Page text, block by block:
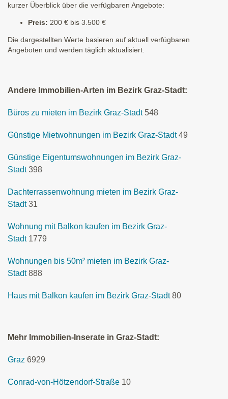
kurzer Überblick über die verfügbaren Angebote:
Preis: 200 € bis 3.500 €
Die dargestellten Werte basieren auf aktuell verfügbaren
Angeboten und werden täglich aktualisiert.
Andere Immobilien-Arten im Bezirk Graz-Stadt:
Büros zu mieten im Bezirk Graz-Stadt 548
Günstige Mietwohnungen im Bezirk Graz-Stadt 49
Günstige Eigentumswohnungen im Bezirk Graz-
Stadt 398
Dachterrassenwohnung mieten im Bezirk Graz-
Stadt 31
Wohnung mit Balkon kaufen im Bezirk Graz-
Stadt 1779
Wohnungen bis 50m² mieten im Bezirk Graz-
Stadt 888
Haus mit Balkon kaufen im Bezirk Graz-Stadt 80
Mehr Immobilien-Inserate in Graz-Stadt:
Graz 6929
Conrad-von-Hötzendorf-Straße 10